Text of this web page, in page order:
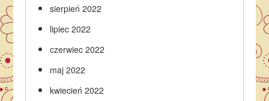
sierpień 2022
lipiec 2022
czerwiec 2022
maj 2022
kwiecień 2022